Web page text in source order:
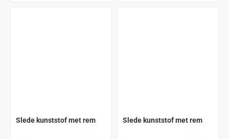
Slede kunststof met rem Slede kunststof met rem